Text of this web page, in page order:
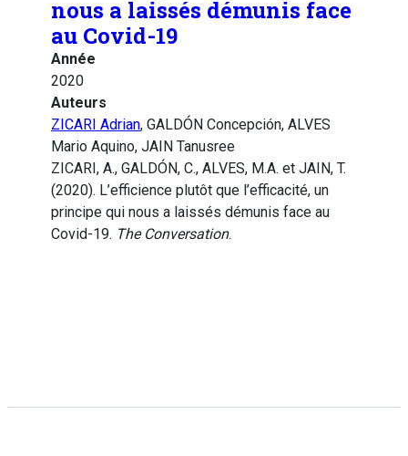
nous a laissés démunis face
au Covid-19
Année
2020
Auteurs
ZICARI Adrian, GALDÓN Concepción, ALVES
Mario Aquino, JAIN Tanusree
ZICARI, A., GALDÓN, C., ALVES, M.A. et JAIN, T.
(2020). L’efficience plutôt que l’efficacité, un
principe qui nous a laissés démunis face au
Covid-19. The Conversation.